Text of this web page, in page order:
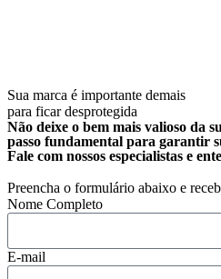
Sua marca é importante demais
para ficar desprotegida
Não deixe o bem mais valioso da
passo fundamental para garantir
Fale com nossos especialistas e
Preencha o formulário abaixo e
Nome Completo
E-mail